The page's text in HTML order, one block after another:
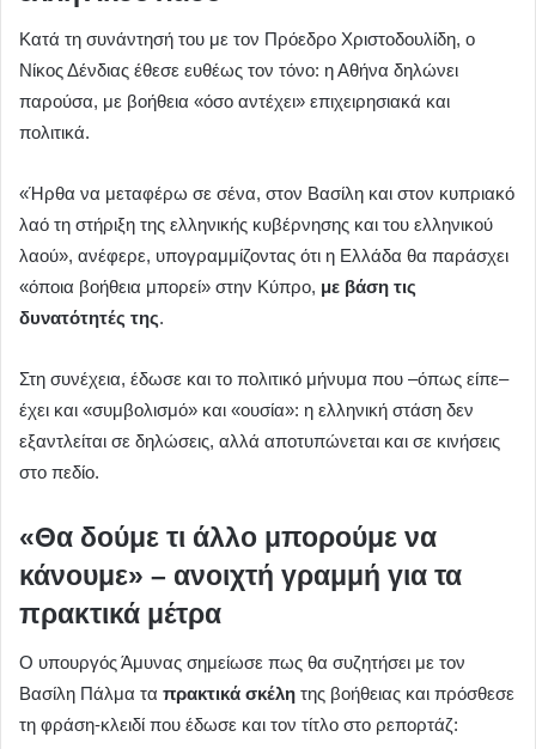
Κατά τη συνάντησή του με τον Πρόεδρο Χριστοδουλίδη, ο
Νίκος Δένδιας έθεσε ευθέως τον τόνο: η Αθήνα δηλώνει
παρούσα, με βοήθεια «όσο αντέχει» επιχειρησιακά και
πολιτικά.
«Ήρθα να μεταφέρω σε σένα, στον Βασίλη και στον κυπριακό
λαό τη στήριξη της ελληνικής κυβέρνησης και του ελληνικού
λαού», ανέφερε, υπογραμμίζοντας ότι η Ελλάδα θα παράσχει
«όποια βοήθεια μπορεί» στην Κύπρο, με βάση τις
δυνατότητές της.
Στη συνέχεια, έδωσε και το πολιτικό μήνυμα που –όπως είπε–
έχει και «συμβολισμό» και «ουσία»: η ελληνική στάση δεν
εξαντλείται σε δηλώσεις, αλλά αποτυπώνεται και σε κινήσεις
στο πεδίο.
«Θα δούμε τι άλλο μπορούμε να
κάνουμε» – ανοιχτή γραμμή για τα
πρακτικά μέτρα
Ο υπουργός Άμυνας σημείωσε πως θα συζητήσει με τον
Βασίλη Πάλμα τα πρακτικά σκέλη της βοήθειας και πρόσθεσε
τη φράση-κλειδί που έδωσε και τον τίτλο στο ρεπορτάζ: